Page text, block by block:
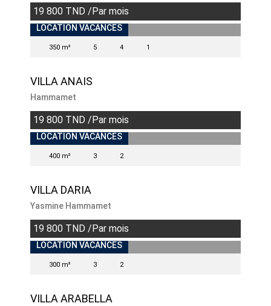
19 800 TND /Par mois
INDISPONIBLE
LOCATION VACANCES
350 m² 5 4 1
VILLA ANAIS
Hammamet
19 800 TND /Par mois
LOCATION VACANCES
400 m² 3 2
VILLA DARIA
Yasmine Hammamet
19 800 TND /Par mois
LOCATION VACANCES
300 m² 3 2
VILLA ARABELLA